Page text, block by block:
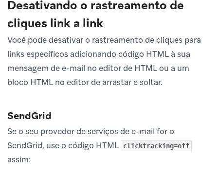
Desativando o rastreamento de
cliques link a link
Você pode desativar o rastreamento de cliques para
links específicos adicionando código HTML à sua
mensagem de e-mail no editor de HTML ou a um
bloco HTML no editor de arrastar e soltar.
SendGrid
Se o seu provedor de serviços de e-mail for o
SendGrid, use o código HTML
clicktracking=off
assim: